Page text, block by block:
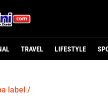
TRAVEL LIFESTYLE
label /